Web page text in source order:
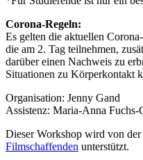
Corona-Regeln:
Es gelten die aktuellen
die am 2. Tag teilnehmen,
darüber einen Nachweis zu
Situationen zu Körperkontakt
Organisation: Jenny Gand
Assistenz: Maria-Anna Fuchs-
Dieser Workshop wird von der
Filmschaffenden unterstützt.